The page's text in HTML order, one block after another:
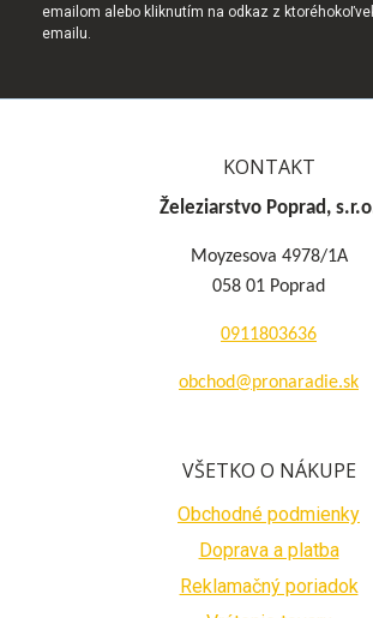
emailom alebo kliknutím na odkaz z
emailu.
KONTAKT
Železiarstvo Poprad,
Moyzesova 4978/1A
058 01 Poprad
0911803636
obchod@pronaradie.sk
VŠETKO O NÁKUPE
Obchodné podmienky
Doprava a platba
Reklamačný poriadok